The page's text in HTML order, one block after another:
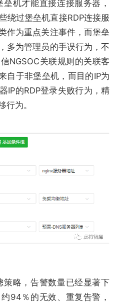
机才能直接连接服务器，
绕过堡垒机直接RDP连接服
作为重点关注事件，而堡垒
多为管理员的手误行为，不
NGSOC关联规则的关联客
自于非堡垒机，而目的IP为
IP的RDP登录失败行为，精
行为。
略，告警数量已经显著下
94％的无效、重复告警，